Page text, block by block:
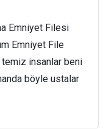
Emniyet Filesi
Emniyet File
temiz insanlar beni
böyle ustalar